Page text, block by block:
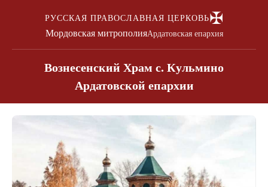
РУССКАЯ ПРАВОСЛАВНАЯ ЦЕРКОВЬ✠
Мордовская митрополияАрдатовская епархия
Вознесенский Храм с. Кульмино
Ардатовской епархии